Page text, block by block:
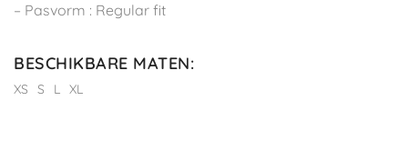
– Pasvorm : Regular fit
BESCHIKBARE MATEN:
XS S L XL